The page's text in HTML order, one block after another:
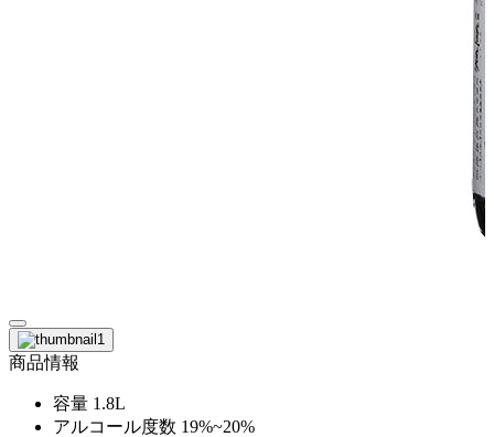
商品情報
容量 1.8L
アルコール度数 19%~20%